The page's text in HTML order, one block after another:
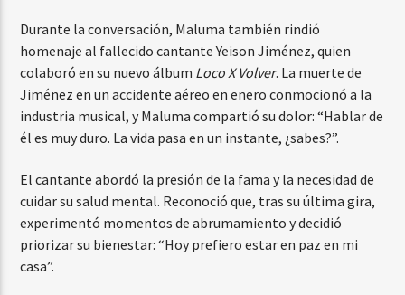
Durante la conversación, Maluma también rindió
homenaje al fallecido cantante Yeison Jiménez, quien
colaboró en su nuevo álbum Loco X Volver. La muerte de
Jiménez en un accidente aéreo en enero conmocionó a la
industria musical, y Maluma compartió su dolor: “Hablar de
él es muy duro. La vida pasa en un instante, ¿sabes?”.
El cantante abordó la presión de la fama y la necesidad de
cuidar su salud mental. Reconoció que, tras su última gira,
experimentó momentos de abrumamiento y decidió
priorizar su bienestar: “Hoy prefiero estar en paz en mi
casa”.